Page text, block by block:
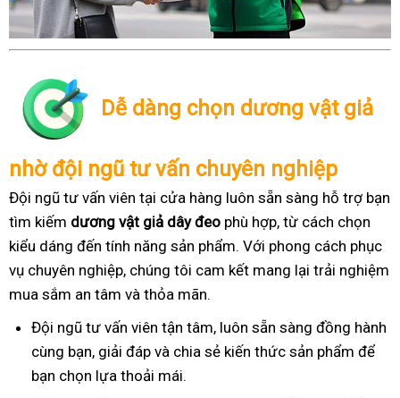
Dễ dàng chọn dương vật giả
nhờ đội ngũ tư vấn chuyên nghiệp
Đội ngũ tư vấn viên tại cửa hàng luôn sẵn sàng hỗ trợ bạn
tìm kiếm dương vật giả dây đeo phù hợp, từ cách chọn
kiểu dáng đến tính năng sản phẩm. Với phong cách phục
vụ chuyên nghiệp, chúng tôi cam kết mang lại trải nghiệm
mua sắm an tâm và thỏa mãn.
Đội ngũ tư vấn viên tận tâm, luôn sẵn sàng đồng hành
cùng bạn, giải đáp và chia sẻ kiến thức sản phẩm để
bạn chọn lựa thoải mái.